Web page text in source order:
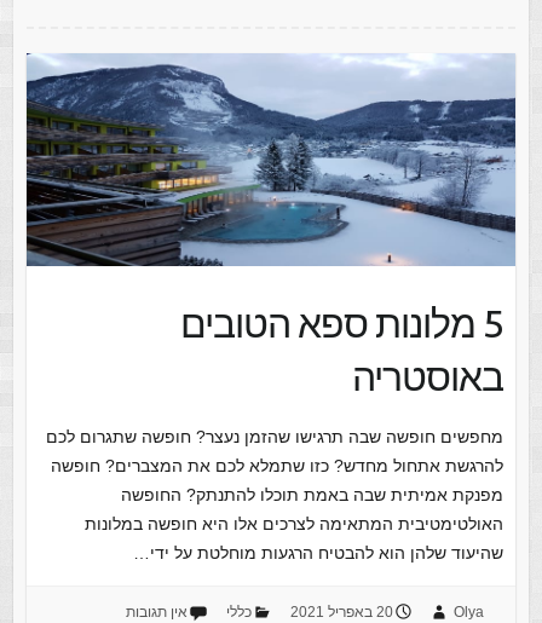
5 מלונות ספא הטובים
באוסטריה
מחפשים חופשה שבה תרגישו שהזמן נעצר? חופשה שתגרום לכם
להרגשת אתחול מחדש? כזו שתמלא לכם את המצברים? חופשה
מפנקת אמיתית שבה באמת תוכלו להתנתק? החופשה
האולטימטיבית המתאימה לצרכים אלו היא חופשה במלונות
שהיעוד שלהן הוא להבטיח הרגעות מוחלטת על ידי…
Olya 20 באפריל 2021 כללי אין תגובות